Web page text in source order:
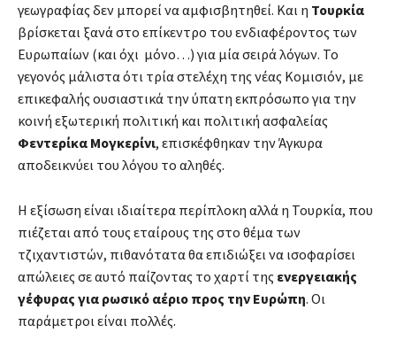
γεωγραφίας δεν μπορεί να αμφισβητηθεί. Και η Τουρκία
βρίσκεται ξανά στο επίκεντρο του ενδιαφέροντος των
Ευρωπαίων (και όχι μόνο…) για μία σειρά λόγων. Το
γεγονός μάλιστα ότι τρία στελέχη της νέας Κομισιόν, με
επικεφαλής ουσιαστικά την ύπατη εκπρόσωπο για την
κοινή εξωτερική πολιτική και πολιτική ασφαλείας
Φεντερίκα Μογκερίνι, επισκέφθηκαν την Άγκυρα
αποδεικνύει του λόγου το αληθές.
Η εξίσωση είναι ιδιαίτερα περίπλοκη αλλά η Τουρκία, που
πιέζεται από τους εταίρους της στο θέμα των
τζιχαντιστών, πιθανότατα θα επιδιώξει να ισοφαρίσει
απώλειες σε αυτό παίζοντας το χαρτί της ενεργειακής
γέφυρας για ρωσικό αέριο προς την Ευρώπη. Οι
παράμετροι είναι πολλές.